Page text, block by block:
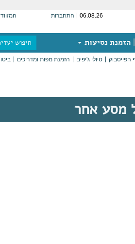
06.08.26 התחברות
הזמנת נסיעות חיפוש
הפייסבוק טיולי ג'יפים הזמנת מפות ומדריכים
מסע אחר